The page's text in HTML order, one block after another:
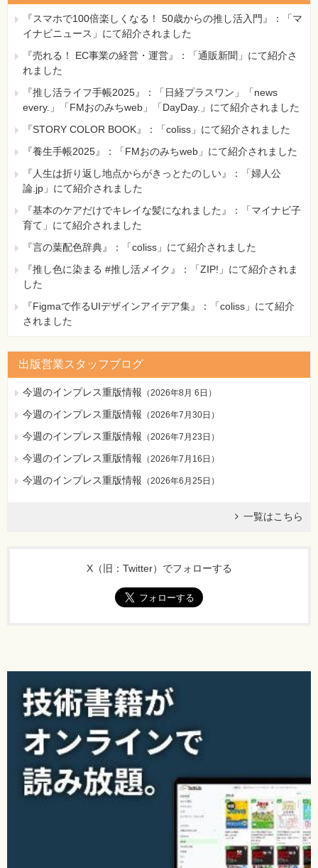
『スマホで100倍楽しくなる！ 50歳からの推し活入門』：「マ
イナビニュース」にて紹介されました
『売れる！ EC事業の経営・運営』：「通販新聞」にて紹介さ
れました
『推し活ライフ手帳2025』：「日経プラスワン」「news
every.」「FMおのみちweb」「DayDay.」にて紹介されました
『STORY COLOR BOOK』：「coliss」にて紹介されました
『養生手帳2025』：「FMおのみちweb」にて紹介されました
『人生は折り返し地点からがきっとたのしい』：「婦人公
論.jp」にて紹介されました
『基本のケアだけでキレイな髪になれました』：「マイナビ子
育て」にて紹介されました
『言の葉配色辞典』：「coliss」にて紹介されました
『推し色に染まる #推し活メイク』：「ZIP!」にて紹介されま
した
『Figmaで作るUIデザインアイデア集』：「coliss」にて紹介
されました
出版営業スタッフブログ
今週のインプレス重版情報 （2026年8月 6日 ）
今週のインプレス重版情報 （2026年7月30日 ）
今週のインプレス重版情報 （2026年7月23日 ）
今週のインプレス重版情報 （2026年7月16日 ）
今週のインプレス重版情報 （2026年6月25日 ）
一覧はこちら
X（旧：Twitter）でフォローする